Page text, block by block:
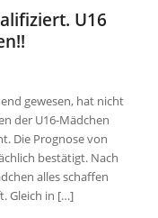
U16
gewesen, hat nicht
der U16-Mädchen
Die Prognose von
bestätigt. Nach
alles schaffen
Gleich in […]